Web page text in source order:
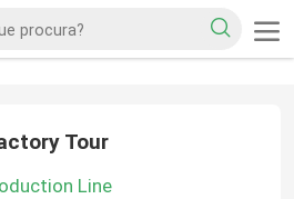
Tour
Line